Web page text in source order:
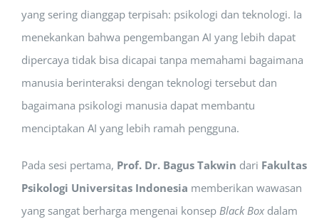
yang sering dianggap terpisah: psikologi dan teknologi. Ia
menekankan bahwa pengembangan AI yang lebih dapat
dipercaya tidak bisa dicapai tanpa memahami bagaimana
manusia berinteraksi dengan teknologi tersebut dan
bagaimana psikologi manusia dapat membantu
menciptakan AI yang lebih ramah pengguna.
Pada sesi pertama, Prof. Dr. Bagus Takwin dari Fakultas
Psikologi Universitas Indonesia memberikan wawasan
yang sangat berharga mengenai konsep Black Boxdalam